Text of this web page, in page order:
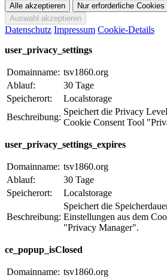
Datenschutz Impressum Cookie-Details
user_privacy_settings
Domainname: tsv1860.org
Ablauf:
30 Tage
Speicherort:
Localstorage
Beschreibung:
Speichert die Privacy
Cookie Consent Tool
user_privacy_settings_expires
Domainname: tsv1860.org
Ablauf:
30 Tage
Speicherort:
Localstorage
Beschreibung:
Speichert die
Einstellungen aus dem
"Privacy Manager".
ce_popup_isClosed
Domainname: tsv1860.org